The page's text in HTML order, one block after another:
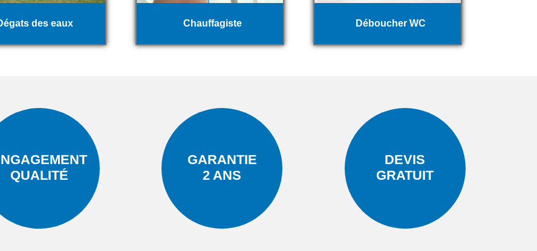
des eaux Chauffagiste Déboucher WC
QUALITÉ
GARANTIE
2 ANS
DEVIS
GRATUIT